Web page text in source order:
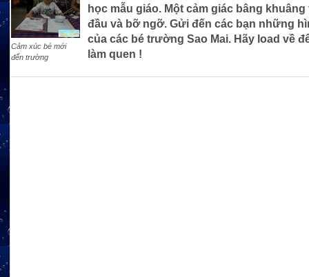
Cảm xúc bé mới
đến trường
học mẫu giáo. Một cảm giác bâng
đầu và bỡ ngỡ. Gửi đến các bạn những
của các bé trường Sao Mai. Hãy load về
làm quen !